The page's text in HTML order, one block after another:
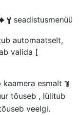
B seadistusmenüü
automaatselt,
valida [
kaamera esmalt J
tõuseb , lülitub
veelgi.